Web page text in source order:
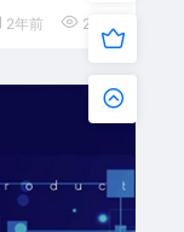
2年前 2,172